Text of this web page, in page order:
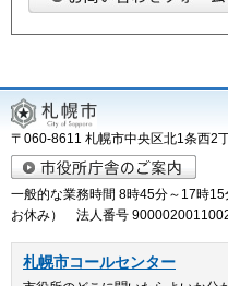
〒060-8611 札幌市中央区北1条西
一般的な業務時間 8時45分～17時
お休み） 法人番号
札幌市コールセンター